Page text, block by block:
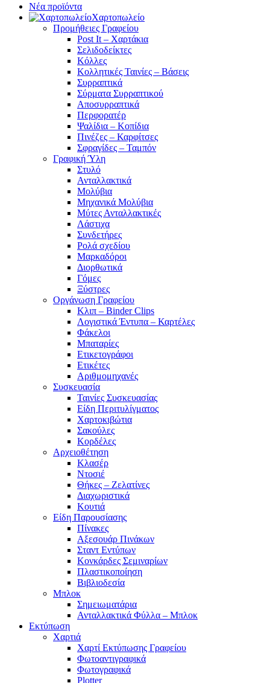
Νέα προϊόντα
Χαρτοπωλείο
Προμήθειες Γραφείου
Post It – Χαρτάκια
Σελιδοδείκτες
Κόλλες
Κολλητικές Ταινίες – Βάσεις
Συρραπτικά
Σύρματα Συρραπτικού
Αποσυρραπτικά
Περφορατέρ
Ψαλίδια – Κοπίδια
Πινέζες – Καρφίτσες
Σφραγίδες – Ταμπόν
Γραφική Ύλη
Στυλό
Ανταλλακτικά
Μολύβια
Μηχανικά Μολύβια
Μύτες Ανταλλακτικές
Λάστιχα
Συνδετήρες
Ρολά σχεδίου
Μαρκαδόροι
Διορθωτικά
Γόμες
Ξύστρες
Οργάνωση Γραφείου
Κλιπ – Binder Clips
Λογιστικά Έντυπα – Καρτέλες
Φάκελοι
Μπαταρίες
Ετικετογράφοι
Ετικέτες
Αριθμομηχανές
Συσκευασία
Ταινίες Συσκευασίας
Είδη Περιτυλίγματος
Χαρτοκιβώτια
Σακούλες
Κορδέλες
Αρχειοθέτηση
Κλασέρ
Ντοσιέ
Θήκες – Ζελατίνες
Διαχωριστικά
Κουτιά
Είδη Παρουσίασης
Πίνακες
Αξεσουάρ Πινάκων
Σταντ Εντύπων
Κονκάρδες Σεμιναρίων
Πλαστικοποίηση
Βιβλιοδεσία
Μπλοκ
Σημειωματάρια
Ανταλλακτικά Φύλλα – Μπλοκ
Εκτύπωση
Χαρτιά
Χαρτί Εκτύπωσης Γραφείου
Φωτοαντιγραφικά
Φωτογραφικά
Plotter